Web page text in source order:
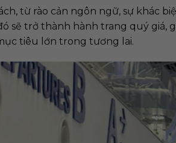
từ rào cản ngôn ngữ, sự khác
sẽ trở thành hành trang quý giá,
tiêu lớn trong tương lai.